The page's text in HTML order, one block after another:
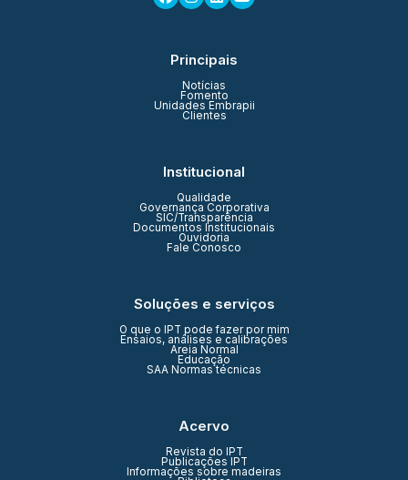
Principais
Notícias
Fomento
Unidades Embrapii
Clientes
Institucional
Qualidade
Governança Corporativa
SIC/Transparência
Documentos Institucionais
Ouvidoria
Fale Conosco
Soluções e serviços
O que o IPT pode fazer por mim
Ensaios, análises e calibrações
Areia Normal
Educação
SAA Normas técnicas
Acervo
Revista do IPT
Publicações IPT
Informações sobre madeiras